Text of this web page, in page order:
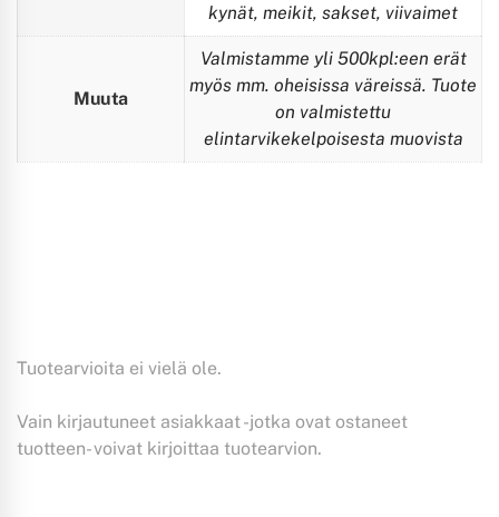
kynät, meikit, sakset, viivaimet
Muuta
Valmistamme yli 500kpl:een erät
myös mm. oheisissa väreissä. Tuote
on valmistettu
elintarvikekelpoisesta muovista
Tuotearvioita ei vielä ole.
Vain kirjautuneet asiakkaat -jotka ovat ostaneet
tuotteen- voivat kirjoittaa tuotearvion.